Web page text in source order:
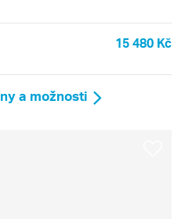
15 480 Kč
a možnosti